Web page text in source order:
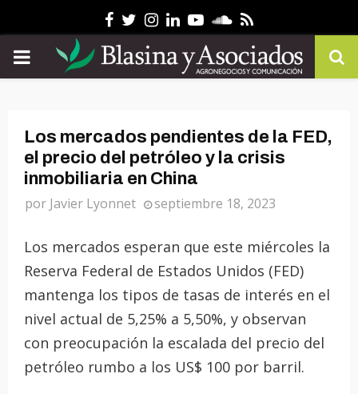
Facebook
Twitter
Instagram
Linkedin
YoutubeSoundcloud
Rss
PRIMARY
Los mercados pendientes de la FED,
el precio del petróleo y la crisis
inmobiliaria en China
por Javier Lyonnet septiembre 18, 2023
Los mercados esperan que este miércoles la
Reserva Federal de Estados Unidos (FED)
mantenga los tipos de tasas de interés en el
nivel actual de 5,25% a 5,50%, y observan
con preocupación la escalada del precio del
petróleo rumbo a los US$ 100 por barril.